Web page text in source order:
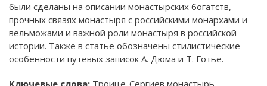
были сделаны на описании монастырских богатств,
прочных связях монастыря с российскими монархами и
вельможами и важной роли монастыря в российской
истории. Также в статье обозначены стилистические
особенности путевых записок А. Дюма и Т. Готье.
Ключевые слова: Троице-Сергиев монастырь,